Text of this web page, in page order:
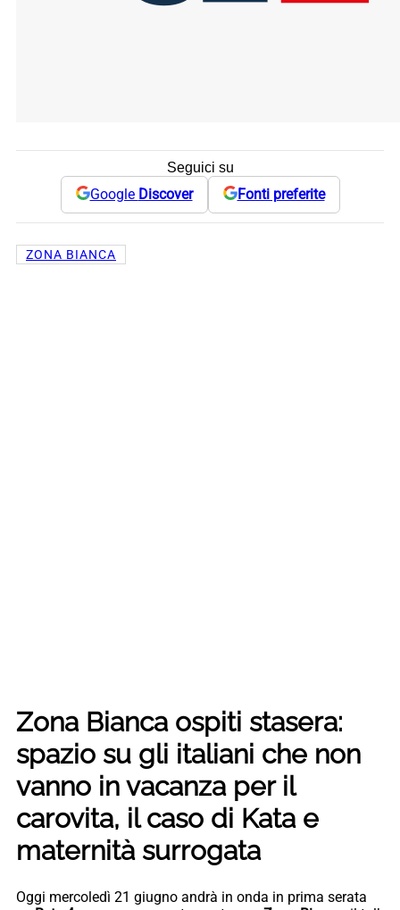
Seguici su
Google Discover Fonti preferite
ZONA BIANCA
Zona Bianca ospiti stasera:
spazio su gli italiani che non
vanno in vacanza per il
carovita, il caso di Kata e
maternità surrogata
Oggi mercoledì 21 giugno andrà in onda in prima serata